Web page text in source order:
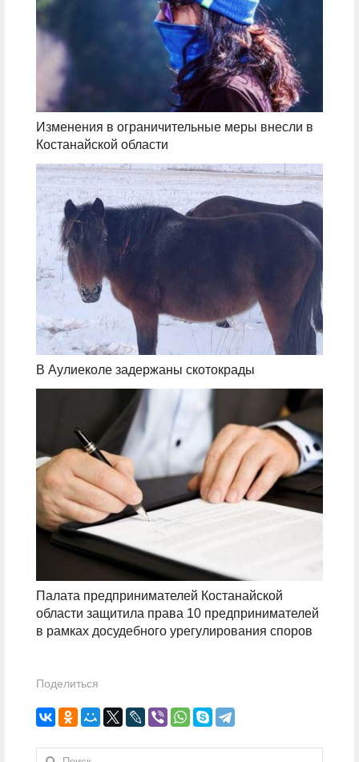
Изменения в ограничительные меры внесли в
Костанайской области
В Аулиеколе задержаны скотокрады
Палата предпринимателей Костанайской
области защитила права 10 предпринимателей
в рамках досудебного урегулирования споров
Поделиться
Найти: